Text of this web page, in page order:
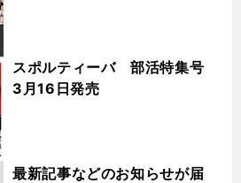
スポルティーバ 部活特集号
3月16日発売
最新記事などのお知らせが届